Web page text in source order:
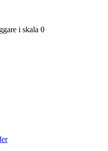
i skala 0